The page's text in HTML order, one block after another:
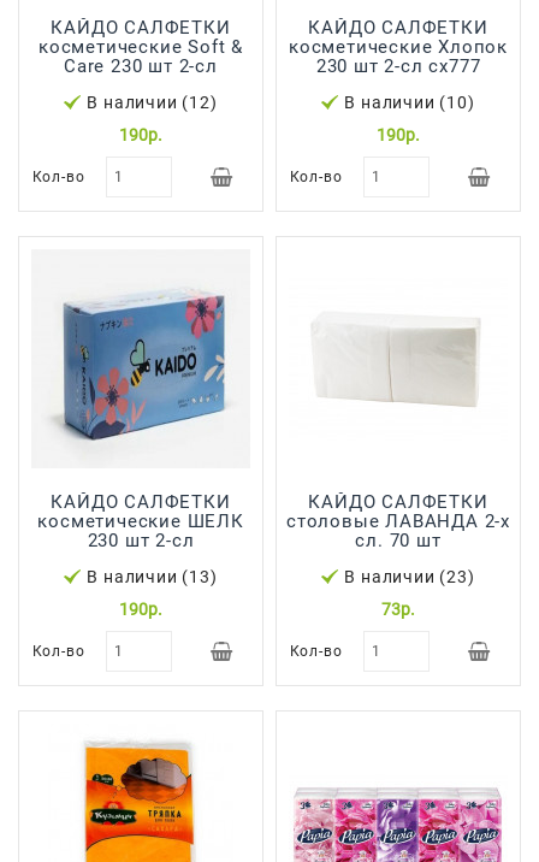
КАЙДО САЛФЕТКИ
косметические Soft &
Care 230 шт 2-сл
В наличии (12)
190р.
Кол-во
КАЙДО САЛФЕТКИ
косметические Хлопок
230 шт 2-сл сх777
В наличии (10)
190р.
Кол-во
КАЙДО САЛФЕТКИ
косметические ШЕЛК
230 шт 2-сл
В наличии (13)
190р.
Кол-во
КАЙДО САЛФЕТКИ
столовые ЛАВАНДА 2-х
сл. 70 шт
В наличии (23)
73р.
Кол-во